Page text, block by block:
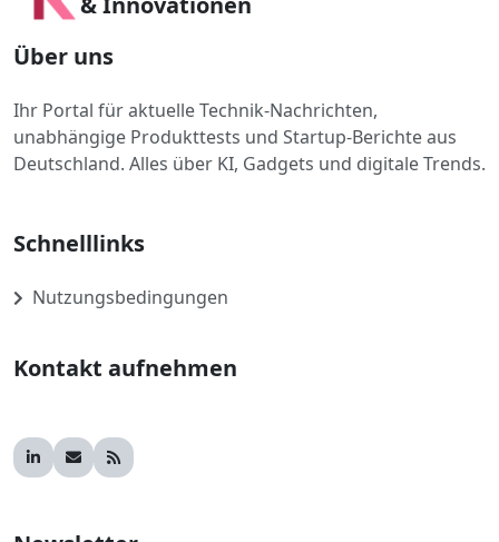
Über uns
Ihr Portal für aktuelle Technik-Nachrichten,
unabhängige Produkttests und Startup-Berichte aus
Deutschland. Alles über KI, Gadgets und digitale Trends.
Schnelllinks
Nutzungsbedingungen
Kontakt aufnehmen